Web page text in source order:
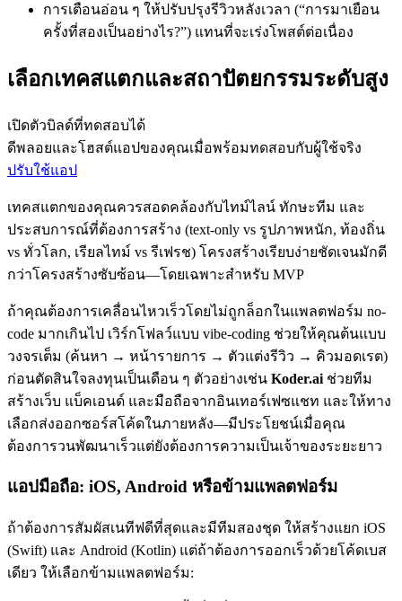
การเตือนอ่อน ๆ ให้ปรับปรุงรีวิวหลังเวลา (“การมาเยือน
ครั้งที่สองเป็นอย่างไร?”) แทนที่จะเร่งโพสต์ต่อเนื่อง
เลือกเทคสแตกและสถาปัตยกรรมระดับสูง
เปิดตัวบิลด์ที่ทดสอบได้
ดีพลอยและโฮสต์แอปของคุณเมื่อพร้อมทดสอบกับผู้ใช้จริง
ปรับใช้แอป
เทคสแตกของคุณควรสอดคล้องกับไทม์ไลน์ ทักษะทีม และ
ประสบการณ์ที่ต้องการสร้าง (text-only vs รูปภาพหนัก, ท้องถิ่น
vs ทั่วโลก, เรียลไทม์ vs รีเฟรช) โครงสร้างเรียบง่ายชัดเจนมักดี
กว่าโครงสร้างซับซ้อน—โดยเฉพาะสำหรับ MVP
ถ้าคุณต้องการเคลื่อนไหวเร็วโดยไม่ถูกล็อกในแพลตฟอร์ม no-
code มากเกินไป เวิร์กโฟลว์แบบ vibe-coding ช่วยให้คุณต้นแบบ
วงจรเต็ม (ค้นหา → หน้ารายการ → ตัวแต่งรีวิว → คิวมอดเรต)
ก่อนตัดสินใจลงทุนเป็นเดือน ๆ ตัวอย่างเช่น Koder.ai ช่วยทีม
สร้างเว็บ แบ็คเอนด์ และมือถือจากอินเทอร์เฟซแชท และให้ทาง
เลือกส่งออกซอร์สโค้ดในภายหลัง—มีประโยชน์เมื่อคุณ
ต้องการวนพัฒนาเร็วแต่ยังต้องการความเป็นเจ้าของระยะยาว
แอปมือถือ: iOS, Android หรือข้ามแพลตฟอร์ม
ถ้าต้องการสัมผัสเนทีฟดีที่สุดและมีทีมสองชุด ให้สร้างแยก iOS
(Swift) และ Android (Kotlin) แต่ถ้าต้องการออกเร็วด้วยโค้ดเบส
เดียว ให้เลือกข้ามแพลตฟอร์ม: